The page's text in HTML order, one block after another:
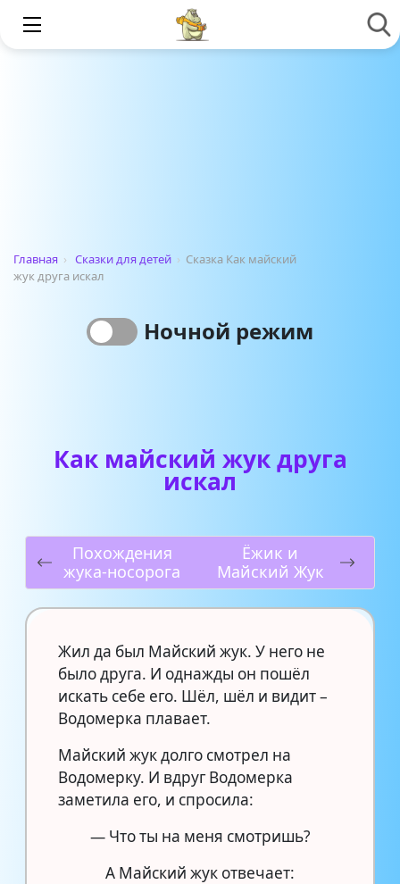
Главная › Сказки для детей › Сказка Как майский
жук друга искал
Ночной режим
Как майский жук друга
искал
Похождения
жука-носорога
Ёжик и
Майский Жук
Жил да был Майский жук. У него не
было друга. И однажды он пошёл
искать себе его. Шёл, шёл и видит –
Водомерка плавает.
Майский жук долго смотрел на
Водомерку. И вдруг Водомерка
заметила его, и спросила:
— Что ты на меня смотришь?
А Майский жук отвечает: